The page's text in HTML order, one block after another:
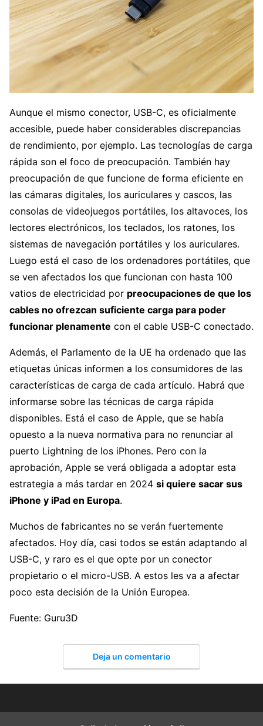
Aunque el mismo conector, USB-C, es oficialmente
accesible, puede haber considerables discrepancias
de rendimiento, por ejemplo. Las tecnologías de carga
rápida son el foco de preocupación. También hay
preocupación de que funcione de forma eficiente en
las cámaras digitales, los auriculares y cascos, las
consolas de videojuegos portátiles, los altavoces, los
lectores electrónicos, los teclados, los ratones, los
sistemas de navegación portátiles y los auriculares.
Luego está el caso de los ordenadores portátiles, que
se ven afectados los que funcionan con hasta 100
vatios de electricidad por preocupaciones de que los
cables no ofrezcan suficiente carga para poder
funcionar plenamente con el cable USB-C conectado.
Además, el Parlamento de la UE ha ordenado que las
etiquetas únicas informen a los consumidores de las
características de carga de cada artículo. Habrá que
informarse sobre las técnicas de carga rápida
disponibles. Está el caso de Apple, que se había
opuesto a la nueva normativa para no renunciar al
puerto Lightning de los iPhones. Pero con la
aprobación, Apple se verá obligada a adoptar esta
estrategia a más tardar en 2024 si quiere sacar sus
iPhone y iPad en Europa.
Muchos de fabricantes no se verán fuertemente
afectados. Hoy día, casi todos se están adaptando al
USB-C, y raro es el que opte por un conector
propietario o el micro-USB. A estos les va a afectar
poco esta decisión de la Unión Europea.
Fuente: Guru3D
Deja un comentario